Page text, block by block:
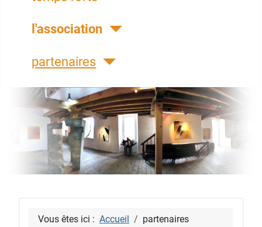
l'association
partenaires
Vous êtes ici : Accueil
partenaires